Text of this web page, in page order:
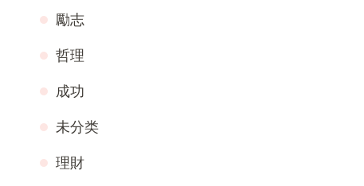
勵志
哲理
成功
未分类
理財